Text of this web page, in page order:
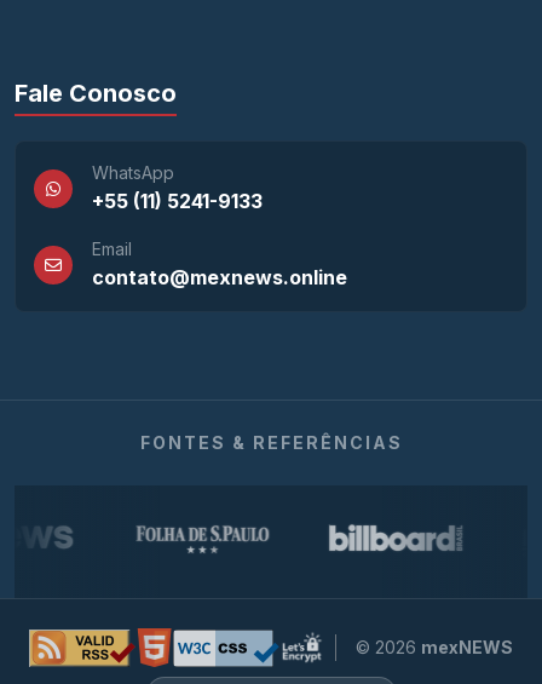
Fale Conosco
WhatsApp
+55 (11) 5241-9133
Email
contato@mexnews.online
FONTES & REFERÊNCIAS
© 2026 mexNEWS